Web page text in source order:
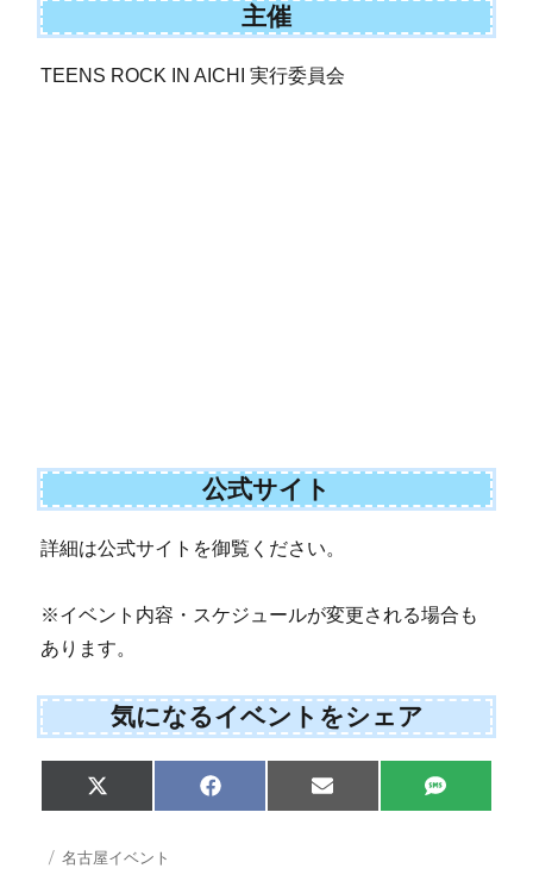
主催
TEENS ROCK IN AICHI 実行委員会
公式サイト
詳細は公式サイトを御覧ください。
※イベント内容・スケジュールが変更される場合も
あります。
気になるイベントをシェア
Share
on
X
(
w
i
Share
on
F
a
Share
on
E
m
Share
on
S
M
投 カ
名古屋イベント